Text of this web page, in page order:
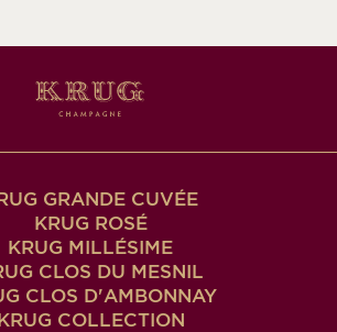
GRANDE CUVÉE
KRUG ROSÉ
KRUG MILLÉSIME
CLOS DU MESNIL
CLOS D'AMBONNAY
COLLECTION